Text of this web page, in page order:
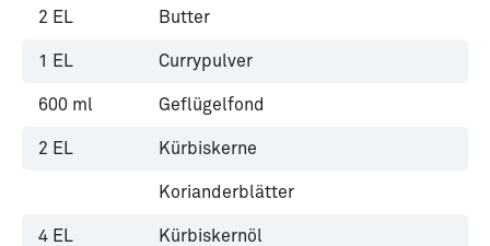
2 EL Butter
1 EL Currypulver
600 ml Geflügelfond
2 EL Kürbiskerne
Korianderblätter
4 EL Kürbiskernöl